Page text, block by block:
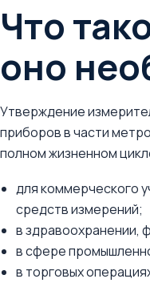
Что
оно
Утверждение
приборов в части
полном жизненном
для коммерческого
средств измерений;
в здравоохранении,
в сфере
в торговых